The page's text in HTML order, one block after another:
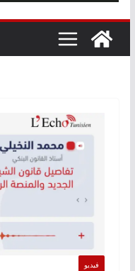
فيديو